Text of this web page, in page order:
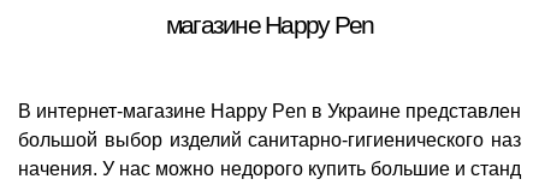
магазине Happy Pen
В интернет-магазине Happy Pen в Украине представлен
большой выбор изделий санитарно-гигиенического наз
начения. У нас можно недорого купить большие и станд